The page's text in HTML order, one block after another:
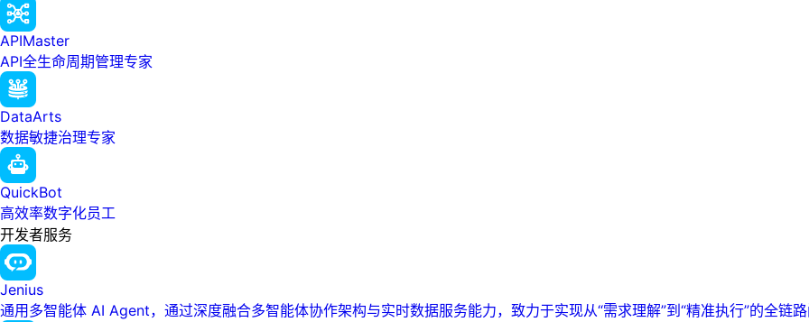
APIMaster
API全生命周期管理专家
DataArts
数据敏捷治理专家
QuickBot
高效率数字化员工
开发者服务
Jenius
通用多智能体 AI Agent，通过深度融合多智能体协作架构与实时数据服务能力，致力于实现从“需求理解”到“精准执行”的全链